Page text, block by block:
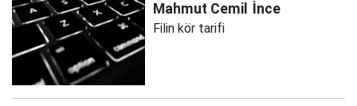
Mahmut Cemil İnce
Filin kör tarifi